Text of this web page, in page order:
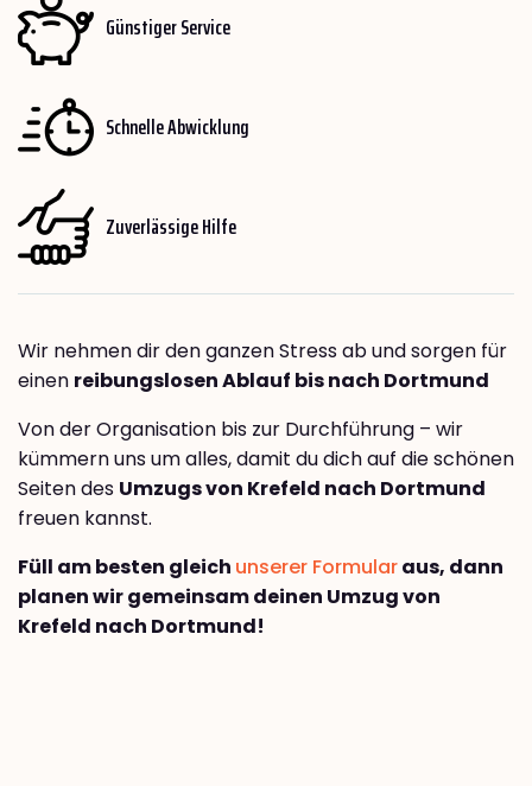
Günstiger Service
Schnelle Abwicklung
Zuverlässige Hilfe
Wir nehmen dir den ganzen Stress ab und sorgen für
einen reibungslosen Ablauf bis nach Dortmund
Von der Organisation bis zur Durchführung – wir
kümmern uns um alles, damit du dich auf die schönen
Seiten des Umzugs von Krefeld nach Dortmund
freuen kannst.
Füll am besten gleich unserer Formularaus, dann
planen wir gemeinsam deinen Umzug von
Krefeld nach Dortmund!